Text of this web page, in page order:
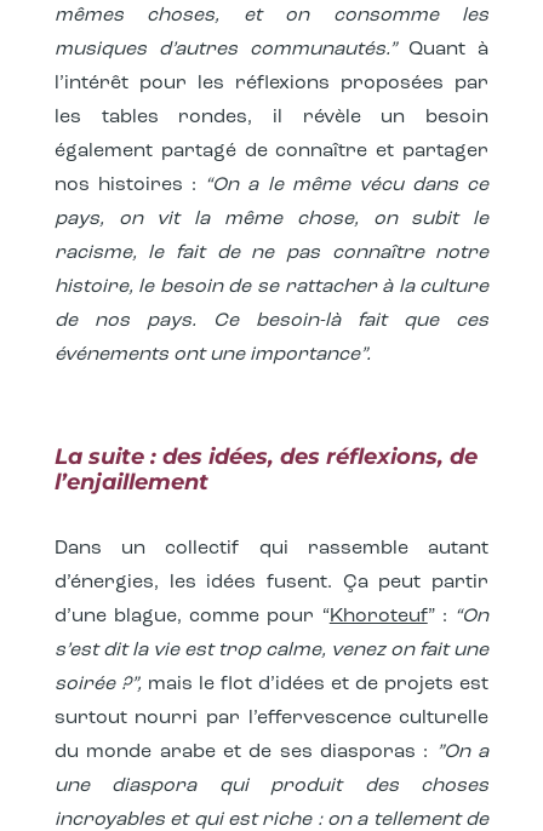
mêmes choses, et on consomme les
musiques d’autres communautés.”Quant à
l’intérêt pour les réflexions proposées par
les tables rondes, il révèle un besoin
également partagé de connaître et partager
nos histoires :
“On a le même vécu dans ce
pays, on vit la même chose, on subit le
racisme, le fait de ne pas connaître notre
histoire, le besoin de se rattacher à la culture
de nos pays. Ce besoin-là fait que ces
événements ont une importance”.
La suite : des idées, des réflexions, de
l’enjaillement
Dans un collectif qui rassemble autant
d’énergies, les idées fusent. Ça peut partir
d’une blague, comme pour “Khoroteuf” : “On
s’est dit la vie est trop calme, venez on fait une
soirée ?”, mais le flot d’idées et de projets est
surtout nourri par l’effervescence culturelle
du monde arabe et de ses diasporas :
”On a
une diaspora qui produit des choses
incroyables et qui est riche : on a tellement de